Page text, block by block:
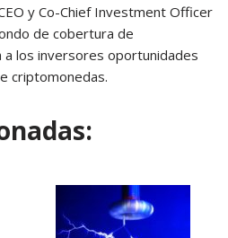
y Co-Chief Investment Officer
de cobertura de
los inversores oportunidades
criptomonedas.